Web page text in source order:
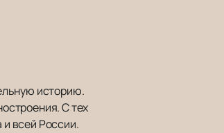
историю.
С тех
всей России.